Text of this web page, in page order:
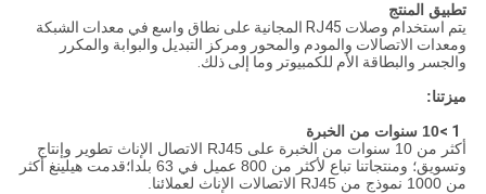
تطبيق المنتج
يتم استخدام وصلات RJ45 المجانية على نطاق واسع في معدات الشبكة
ومعدات الاتصالات والمودم والمحور ومركز التبديل والبوابة والمكرر
والجسر والبطاقة الأم للكمبيوتر وما إلى ذلك.
ميزتنا:
1 >
10 سنوات من الخبرة
أكثر من 10 سنوات من الخبرة على RJ45 الاتصال الإناث تطوير وإنتاج
وتسويق؛ ومنتجاتنا تباع لأكثر من 800 عميل في 63 بلدا؛قدمت هيلينغ أكثر
من 1000 نموذج من RJ45 الاتصالات الإناث لعملائنا.